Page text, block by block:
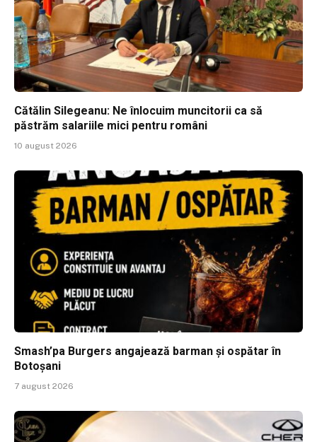
Cătălin Silegeanu: Ne înlocuim muncitorii ca să
păstrăm salariile mici pentru români
10 august 2026
Smash’pa Burgers angajează barman și ospătar în
Botoșani
7 august 2026